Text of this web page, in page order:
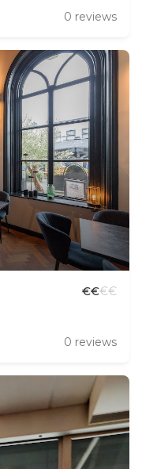
0 reviews
€€€€
0 reviews